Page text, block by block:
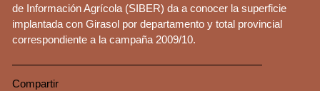
de Información Agrícola (SIBER) da a conocer la superficie
implantada con Girasol por departamento y total provincial
correspondiente a la campaña 2009/10.
Compartir